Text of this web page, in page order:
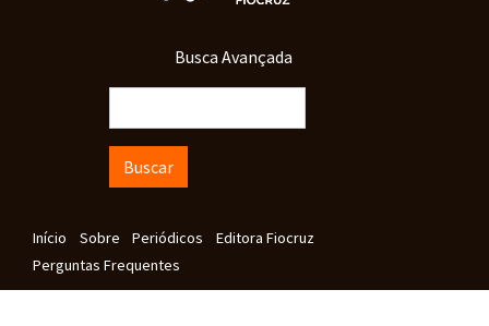
Busca Avançada
Navegação principal
Início Sobre Periódicos
Editora Fiocruz
Perguntas Frequentes